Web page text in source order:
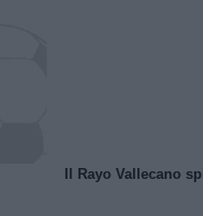
Il Rayo Vallecano